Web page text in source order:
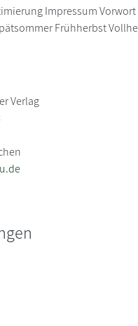
Impressum
Frühherbst
Verlag